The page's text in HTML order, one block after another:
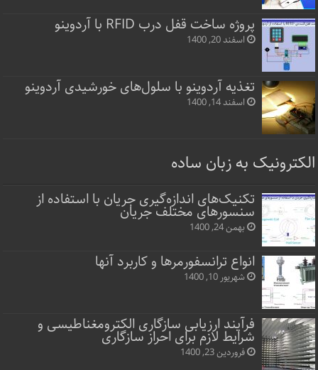
پروژه ساخت قفل‌ درب RFID با آردوینو
اسفند 20, 1400
تغذیه آردوینو با سلول‌های خورشیدی آردوینو
اسفند 14, 1400
الکترونیک به زبان ساده
تکنیک‌های اندازه‌گیری جریان با استفاده از
سنسورهای مختلف جریان
بهمن 24, 1400
انواع ترانسفورمرها و کاربرد آنها
شهریور 10, 1400
فرآیند ارزیابی سازگاری الکترومغناطیسی و
شرایط لازم برای احراز سازگاری
فروردین 23, 1400